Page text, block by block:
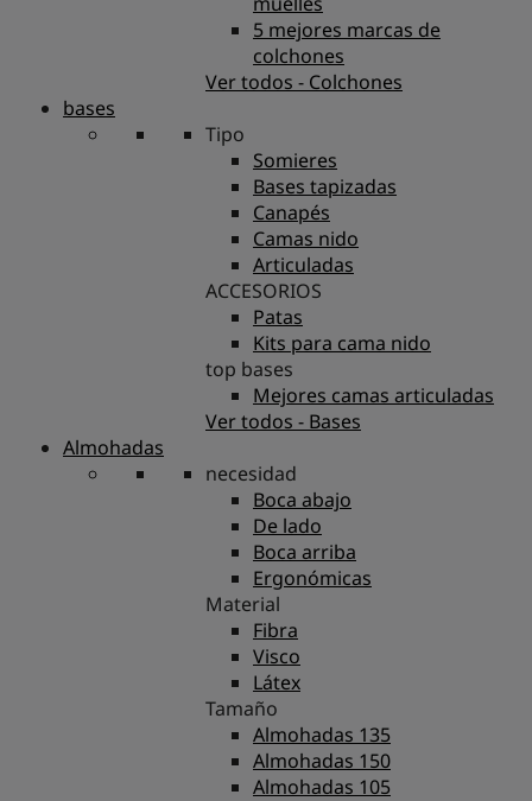
5 mejores marcas de
colchones
Ver todos - Colchones
bases
Tipo
Somieres
Bases tapizadas
Canapés
Camas nido
Articuladas
ACCESORIOS
Patas
Kits para cama nido
top bases
Mejores camas articuladas
Ver todos - Bases
Almohadas
necesidad
Boca abajo
De lado
Boca arriba
Ergonómicas
Material
Fibra
Visco
Látex
Tamaño
Almohadas 135
Almohadas 150
Almohadas 105